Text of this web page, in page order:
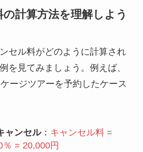
計算方法を理解しよう
セル料がどのように計算され
を見てみましょう。例えば、
ージツアーを予約したケース
ャンセル： キャンセル料 =
= 20,000円